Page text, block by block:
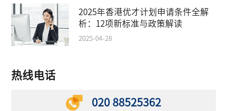
2025年香港优才计划申请条件全解
析：12项新标准与政策解读
2025-04-28
热线电话
020 88525362